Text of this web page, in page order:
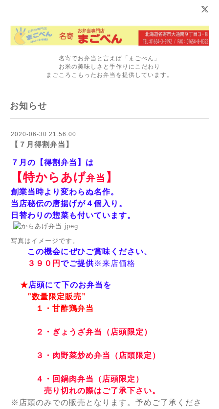
名寄でお弁当と言えば「まごべん」
お米の美味しさと手作りにこだわり
まごころこもったお弁当を提供しています。
お知らせ
2020-06-30 21:56:00
【７月得割弁当】
７月の【得割弁当】は
【特からあげ弁当 】
創業当時より変わらぬ名作。
当店秘伝の唐揚げが４個入り。
日替わりの惣菜も付いています。
写真はイメージです。
この機会にぜひご賞味ください、
３９０円 でご提供※来店価格
★店頭にて下のお弁当を
”数量限定販売”
１・甘酢鶏弁当
２・ぎょうざ弁当（店頭限定）
３・肉野菜炒め弁当（店頭限定）
４・回鍋肉弁当（店頭限定）
売り切れの際はご了承下さい。
※店頭のみでの販売となります。 予めご了承くださ